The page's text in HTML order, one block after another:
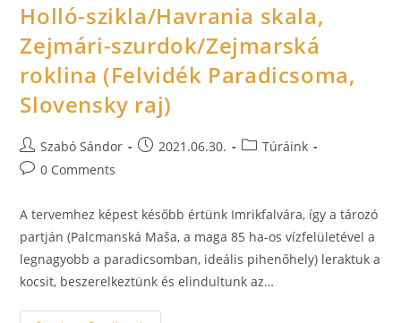
Holló-szikla/Havrania skala,
Zejmári-szurdok/Zejmarská
roklina (Felvidék Paradicsoma,
Slovensky raj)
Szabó Sándor 2021.06.30.
Túráink
0 Comments
A tervemhez képest később értünk Imrikfalvára, így a tározó
partján (Palcmanská Maša, a maga 85 ha-os vízfelületével a
legnagyobb a paradicsomban, ideális pihenőhely) leraktuk a
kocsit, beszerelkeztünk és elindultunk az…